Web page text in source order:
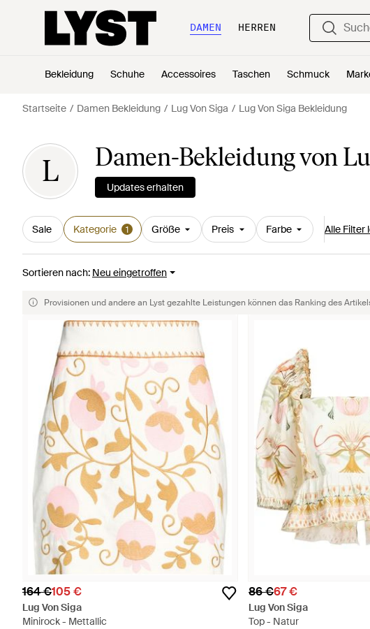
DAMEN HERREN
Bekleidung Schuhe Accessoires Taschen Schmuck
Startseite Damen Bekleidung Lug Von Siga Lug Von Siga Bekleidung
L Damen-Bekleidung von
Updates erhalten
Sale Kategorie 1 Größe Preis Farbe Alle Filter
Sortieren nach: Neu eingetroffen
Provisionen und andere an Lyst gezahlte Leistungen können das Ranking des
164 €105 €
Lug Von Siga
Minirock - Mettallic
86 €67 €
Lug Von Siga
Top - Natur